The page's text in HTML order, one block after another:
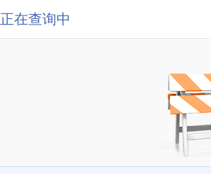
正在查询中